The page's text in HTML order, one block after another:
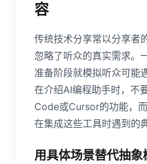
容
传统技术分享常以分享者
忽略了听众的真实需求。
准备阶段就模拟听众可能
在介绍AI编程助手时，不
Code或Cursor的功能，
在集成这些工具时遇到的
用具体场景替代抽象